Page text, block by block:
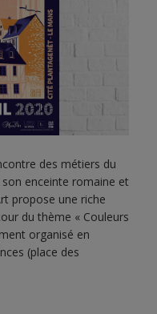
des métiers du
son enceinte romaine et
propose une riche
du thème « Couleurs
organisé en
(place des